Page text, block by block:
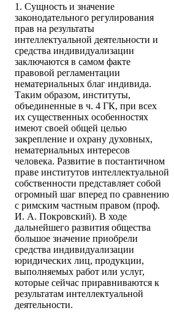
1. Сущность и значение
законодательного регулирования
прав на результаты
интеллектуальной деятельности и
средства индивидуализации
заключаются в самом факте
правовой регламентации
нематериальных благ индивида.
Таким образом, институты,
объединенные в ч. 4 ГК, при всех
их существенных особенностях
имеют своей общей целью
закрепление и охрану духовных,
нематериальных интересов
человека. Развитие в постантичном
праве институтов интеллектуальной
собственности представляет собой
огромный шаг вперед по сравнению
с римским частным правом (проф.
И. А. Покровский). В ходе
дальнейшего развития общества
большое значение приобрели
средства индивидуализации
юридических лиц, продукции,
выполняемых работ или услуг,
которые сейчас приравниваются к
результатам интеллектуальной
деятельности.